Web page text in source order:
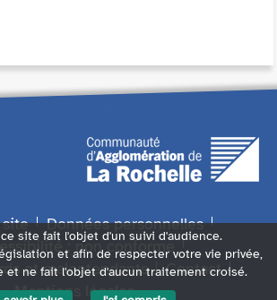
Données personnelles
: non conforme
et malentendants
Contact
Mentions légales
site fait l'objet d'un suivi d'audience.
et afin de respecter votre vie privée,
et ne fait l'objet d'aucun traitement croisé.